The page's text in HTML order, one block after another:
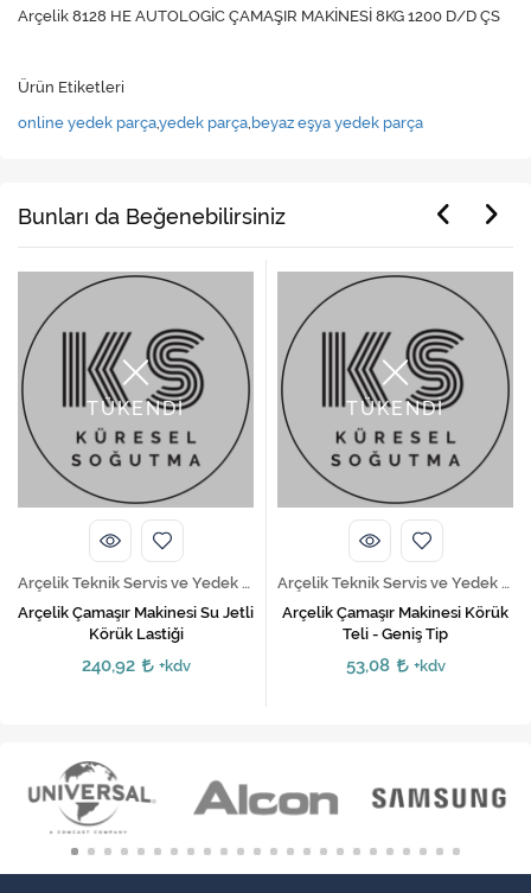
Arçelik 8128 HE AUTOLOGİC ÇAMAŞIR MAKİNESİ 8KG 1200 D/D ÇS
Ürün Etiketleri
online yedek parça,yedek parça, beyaz eşya yedek parça
Bunları da Beğenebilirsiniz
TÜKENDİ
Arçelik Teknik Servis ve Yedek Parça Hizmetleri
Arçelik Çamaşır Makinesi Su Jetli
Körük Lastiği
240,92 +kdv
TÜKENDİ
Arçelik Teknik Servis ve Yedek Parça Hizmetleri
Arçelik Çamaşır Makinesi Körük
Teli - Geniş Tip
53,08 +kdv